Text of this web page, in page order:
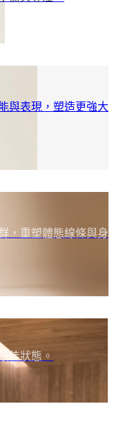
與表現，塑造更強大
，重塑體態線條與身
佳狀態。